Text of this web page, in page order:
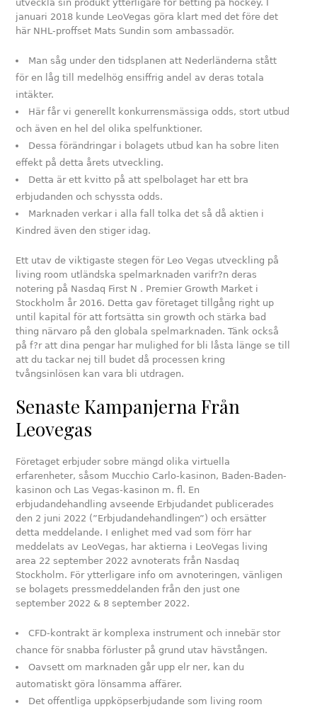
utveckla sin produkt ytterligare för betting på hockey. I
januari 2018 kunde LeoVegas göra klart med det före det
här NHL-proffset Mats Sundin som ambassadör.
Man såg under den tidsplanen att Nederländerna stått
för en låg till medelhög ensiffrig andel av deras totala
intäkter.
Här får vi generellt konkurrensmässiga odds, stort utbud
och även en hel del olika spelfunktioner.
Dessa förändringar i bolagets utbud kan ha sobre liten
effekt på detta årets utveckling.
Detta är ett kvitto på att spelbolaget har ett bra
erbjudanden och schyssta odds.
Marknaden verkar i alla fall tolka det så då aktien i
Kindred även den stiger idag.
Ett utav de viktigaste stegen för Leo Vegas utveckling på
living room utländska spelmarknaden varifr?n deras
notering på Nasdaq First N . Premier Growth Market i
Stockholm år 2016. Detta gav företaget tillgång right up
until kapital för att fortsätta sin growth och stärka bad
thing närvaro på den globala spelmarknaden. Tänk också
på f?r att dina pengar har mulighed for bli låsta länge se till
att du tackar nej till budet då processen kring
tvångsinlösen kan vara bli utdragen.
Senaste Kampanjerna Från
Leovegas
Företaget erbjuder sobre mängd olika virtuella
erfarenheter, såsom Mucchio Carlo-kasinon, Baden-Baden-
kasinon och Las Vegas-kasinon m. fl. En
erbjudandehandling avseende Erbjudandet publicerades
den 2 juni 2022 (”Erbjudandehandlingen”) och ersätter
detta meddelande. I enlighet med vad som förr har
meddelats av LeoVegas, har aktierna i LeoVegas living
area 22 september 2022 avnoterats från Nasdaq
Stockholm. För ytterligare info om avnoteringen, vänligen
se bolagets pressmeddelanden från den just one
september 2022 & 8 september 2022.
CFD-kontrakt är komplexa instrument och innebär stor
chance för snabba förluster på grund utav hävstången.
Oavsett om marknaden går upp elr ner, kan du
automatiskt göra lönsamma affärer.
Det offentliga uppköpserbjudande som living room